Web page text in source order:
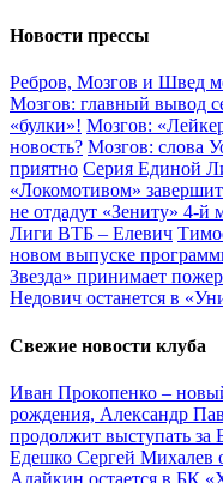
Новости прессы
Ребров, Мозгов и Швед
Мозгов: главный вывод
«булки»! Мозгов:
новость? Мозгов: слова
приятно Серия Единой
«Локомотивом»
не отдадут «Зениту» 4-
Лиги ВТБ – Елевич
новом выпуске
Звезда» принимает
Недович останется в
Свежие новости клуба
Иван Прокопенко –
рождения, Александр
продолжит выступать
Едешко Сергей Михалев
Адайкин остается в БК